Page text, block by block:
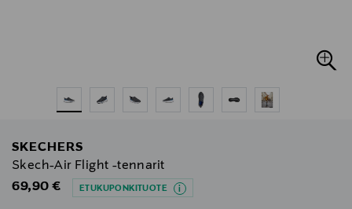
SKECHERS
Skech-Air Flight -tennarit
Original Price
69,90 € ETUKUPONKITUOTE